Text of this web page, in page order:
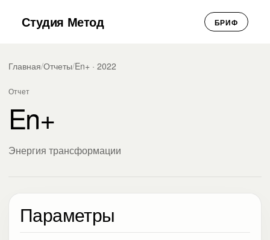
Студия Метод БРИФ
Главная/Отчеты/En+ · 2022
Отчет
En+
Энергия трансформации
Параметры